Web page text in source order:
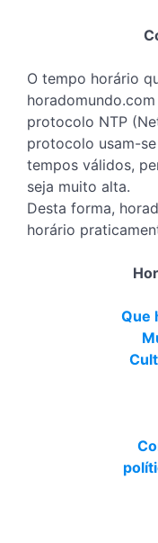
O tempo horário
protocolo NTP
protocolo usam-
tempos válidos,
seja muito alta.
Desta forma,
horário
Que